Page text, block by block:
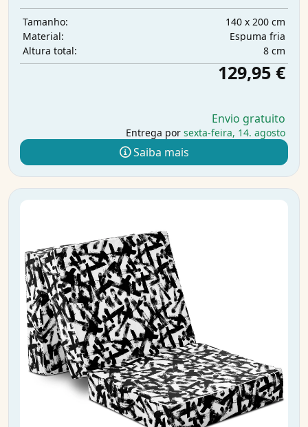
Tamanho:
140 x 200 cm
Material:
Espuma fria
Altura total:
8 cm
129,95 €
Envio gratuito
Entrega por sexta-feira, 14. agosto
Saiba mais